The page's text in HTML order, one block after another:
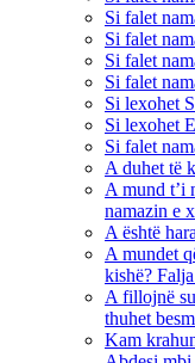
Si falet
Si falet
Si falet
Si falet
Si lexohet
Si lexohet
Si falet
A duhet të
A mund t’i
namazin e
A është
A mundet
kishë?
A fillojnë
thuhet
Kam